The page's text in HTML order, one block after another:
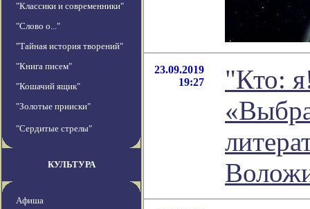
"Классики и современники"
"Слово о..."
"Тайная история творений"
"Книга писем"
"Кошачий ящик"
"Золотые прииски"
"Сердитые стрелы"
КУЛЬТУРА
Афиша
23.09.2019
19:27
"Кто: